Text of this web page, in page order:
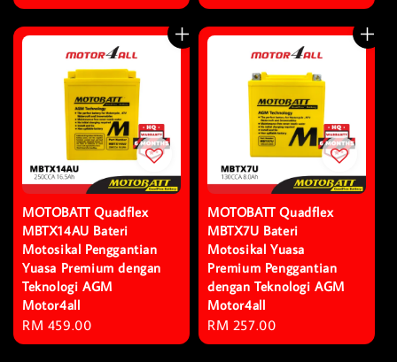
price
price
MOTOBATT Quadflex
MBTX14AU Bateri
Motosikal Penggantian
Yuasa Premium dengan
Teknologi AGM
Motor4all
Regular
price
RM 459.00
MOTOBATT Quadflex
MBTX7U Bateri
Motosikal Yuasa
Premium Penggantian
dengan Teknologi AGM
Motor4all
Regular
price
RM 257.00